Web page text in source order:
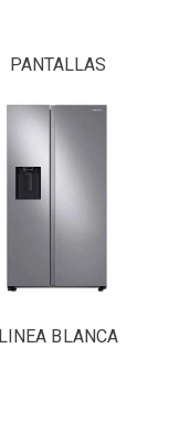
PANTALLAS
LINEA BLANCA